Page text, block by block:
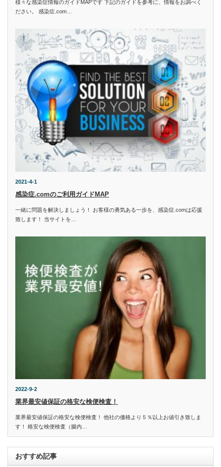
様々な感染症情報のガイドMAPです 下記のガイドを参考に、情報をお調べく
ださい。 感染症.com…
2021-4-1
感染症.comのご利用ガイドMAP
一緒に問題を解決しましょう！ お客様の勇気ある一歩を、感染症.comは応援
致します！ 当サイトを…
2022-9-2
業界最安値保証の格安な検便検査！
業界最安値保証の格安な検便検査！ 他社の価格より５％以上お値引き致しま
す！ 格安な検便検査（腸内…
おすすめ記事